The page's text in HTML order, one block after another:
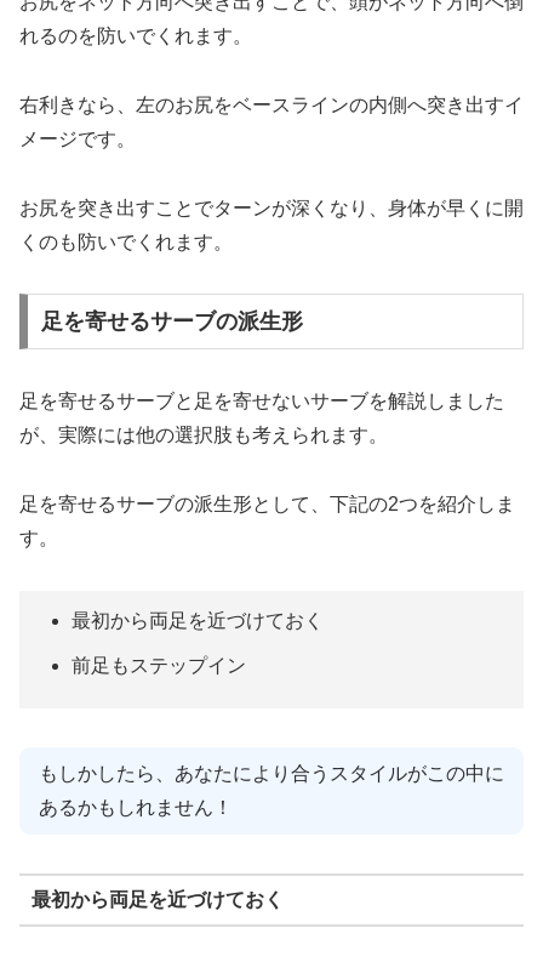
れるのを防いでくれます。
右利きなら、左のお尻をベースラインの内側へ突き出すイ
メージです。
お尻を突き出すことでターンが深くなり、身体が早くに開
くのも防いでくれます。
足を寄せるサーブの派生形
足を寄せるサーブと足を寄せないサーブを解説しました
が、実際には他の選択肢も考えられます。
足を寄せるサーブの派生形として、下記の2つを紹介しま
す。
最初から両足を近づけておく
前足もステップイン
もしかしたら、あなたにより合うスタイルがこの中に
あるかもしれません！
最初から両足を近づけておく